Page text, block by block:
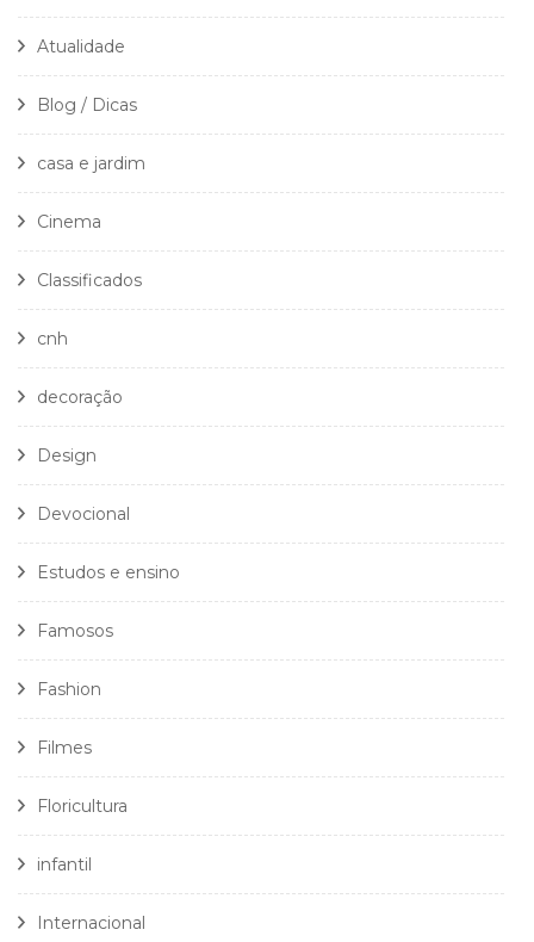
Atualidade
Blog / Dicas
casa e jardim
Cinema
Classificados
cnh
decoração
Design
Devocional
Estudos e ensino
Famosos
Fashion
Filmes
Floricultura
infantil
Internacional